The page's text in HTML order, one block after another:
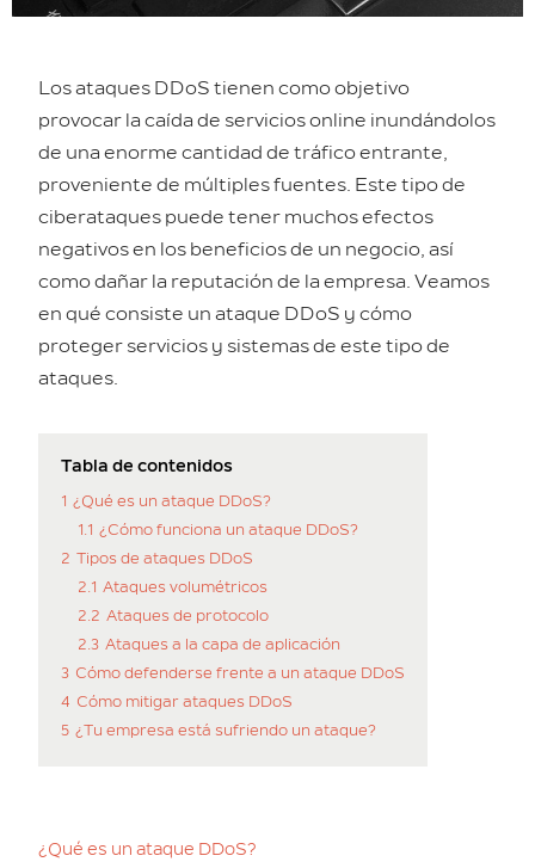
Los ataques DDoS tienen como objetivo
provocar la caída de servicios online inundándolos
de una enorme cantidad de tráfico entrante,
proveniente de múltiples fuentes. Este tipo de
ciberataques puede tener muchos efectos
negativos en los beneficios de un negocio, así
como dañar la reputación de la empresa. Veamos
en qué consiste un ataque DDoS y cómo
proteger servicios y sistemas de este tipo de
ataques.
Tabla de contenidos
1 ¿Qué es un ataque DDoS?
1.1 ¿Cómo funciona un ataque DDoS?
2 Tipos de ataques DDoS
2.1 Ataques volumétricos
2.2 Ataques de protocolo
2.3 Ataques a la capa de aplicación
3 Cómo defenderse frente a un ataque DDoS
4 Cómo mitigar ataques DDoS
5 ¿Tu empresa está sufriendo un ataque?
¿Qué es un ataque DDoS?